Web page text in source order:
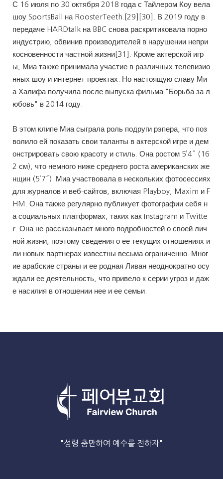
С 16 июля по 30 октября 2018 года с Тайлером Коу вела
шоу SportsBall на RoosterTeeth.[29][30]. В 2019 году в
передаче HARDtalk на BBC снова раскритиковала порно
индустрию, обвинив производителей в нарушении непри
косновенности частной жизни[31]. Кроме актерской игр
ы, Миа также принимала участие в различных телевизио
нных шоу и интернет-проектах. Но настоящую славу Ми
а Халифа получила после выпуска фильма "Борьба за л
юбовь" в 2014 году.
В этом клипе Миа сыграла роль подруги рэпера, что поз
волило ей показать свои таланты в актерской игре и дем
онстрировать свою красоту и стиль. Она ростом 5’4″ (16
2 см), что немного ниже среднего роста американских же
нщин (5’7″). Миа участвовала в нескольких фотосессиях
для журналов и веб-сайтов, включая Playboy, Maxim и F
HM. Она также регулярно публикует фотографии себя н
а социальных платформах, таких как Instagram и Twitte
r. Она не рассказывает много подробностей о своей лич
ной жизни, поэтому сведения о ее текущих отношениях и
ли новых партнерах известны весьма ограниченно. Мног
ие арабские страны и ее родная Ливан неоднократно осу
ждали ее деятельность, что привело к серии угроз и даж
е насилия в отношении нее и ее семьи.
"성령 충만하여 예수를 전하자"